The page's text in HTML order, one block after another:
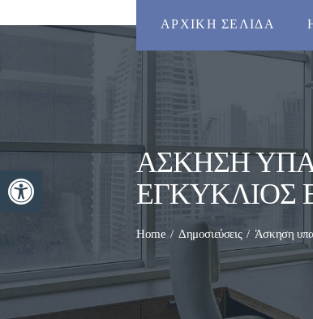
Ανοίξτε τη γραμμή εργαλείων
ΑΡΧΙΚΉ ΣΕΛΊΔΑ
ΆΣΚΗΣΗ
ΕΓΚΎΚΛΙΟΣ
Home Δημοσιεύσεις Άσκηση